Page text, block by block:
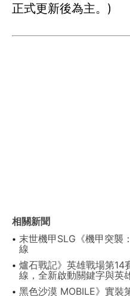
正式更新後為主。)
相關新聞
末世機甲SLG《機甲突襲
線
爐石戰記》英雄戰場第14
線，全新啟動關鍵字與英
黑色沙漠 MOBILE》實裝